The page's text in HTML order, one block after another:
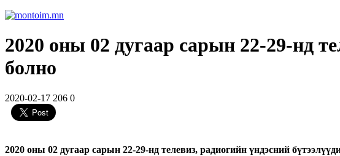
2020 оны 02 дугаар сарын 22-29-нд
болно
2020-02-17 206 0
2020 оны 02 дугаар сарын 22-29-нд телевиз, радиогийн үндэсний